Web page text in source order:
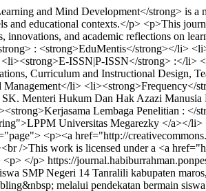
and Mind Development</strong> is
educational contexts.</p> <p>This
and academic reflections on
: <strong>EduMentis</strong></li>
ISSN|P-ISSN</strong> :</li>
Curriculum and Instructional Design,
li> <li><strong>Frequency</
SK. Menteri Hukum Dan Hak Azazi
Lembaga Penelitian : </
Universitas Megarezky </a></
<p><a href="http://
/>This work is licensed under a <a
<p> </p> https://
SMP Negeri 14 Tanralili kabupaten
melalui pendekatan bermain